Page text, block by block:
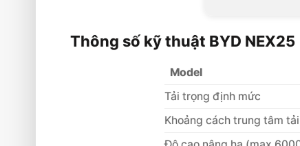
Thông số kỹ thuật BYD NEX25
Model
Tải trọng định mức
Khoảng cách trung tâm tải